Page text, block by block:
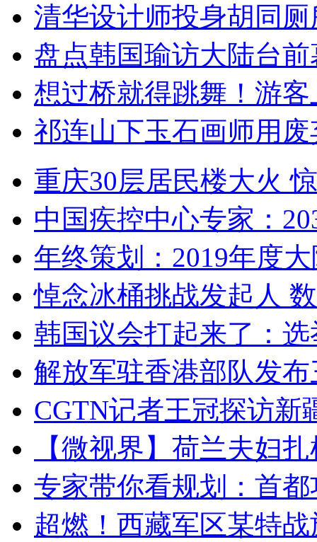
清华设计师投身胡同
盘点韩国瑜访大陆台
想过桥就得跳舞！游客
祁连山下玉石画师用
重庆30层居民楼大火
中国疾控中心专家：
年终策划：2019年度
悼念冰桶挑战发起人
韩国议会打起来了：
解放军驻香港部队发
CGTN记者王冠探访新
【微视界】荷兰夫妇
专家带你看规划：首
超燃！西藏军区某特